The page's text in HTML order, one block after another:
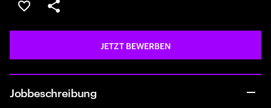
JOB SPEICHERN
Teilen
JETZT BEWERBEN
Jobbeschreibung